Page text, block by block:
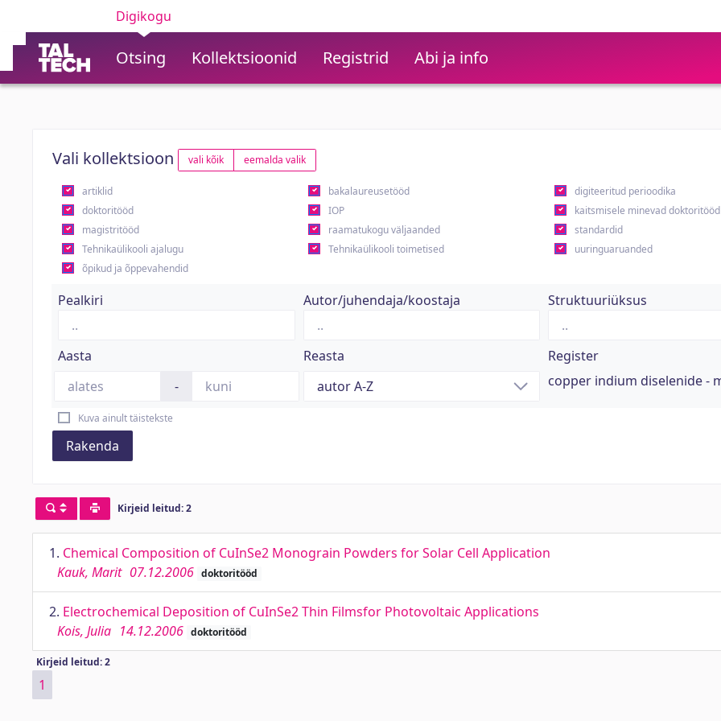
Digikogu
Otsing Kollektsioonid Registrid Abi ja info
Vali kollektsioon vali kõik eemalda valik
artiklid bakalaureusetööd digiteeritud perioodika
doktoritööd
IOP kaitsmisele minevad doktoritööd
magistritööd
raamatukogu väljaanded standardid
Tehnikaülikooli ajalugu
Tehnikaülikooli toimetised uuringuaruanded
õpikud ja õppevahendid
Pealkiri Autor/juhendaja/koostaja Struktuuriüksus
Aasta
-
Reasta
Register
copper indium diselenide -
Kuva ainult täistekste
Rakenda
Kirjeid leitud: 2
1. Chemical Composition of CuInSe2 Monograin Powders for Solar Cell Application
Kauk, Marit 07.12.2006 doktoritööd
2. Electrochemical Deposition of CuInSe2 Thin Filmsfor Photovoltaic Applications
Kois, Julia 14.12.2006 doktoritööd
Kirjeid leitud: 2
1